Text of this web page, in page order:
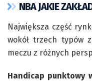
NBA JAKIE
Największa część
wokół trzech typów
meczu z różnych
Handicap punktowy